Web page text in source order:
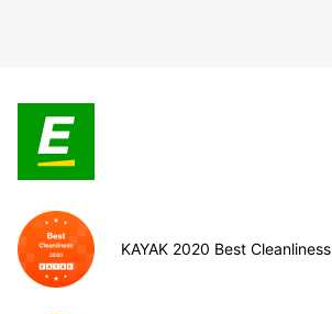
KAYAK 2020 Best Cleanliness